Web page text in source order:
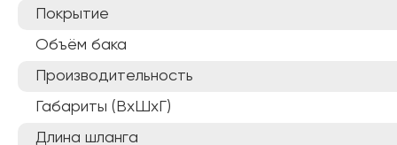
Покрытие
Объём бака
Производительность
Габариты (ВхШхГ)
Длина шланга